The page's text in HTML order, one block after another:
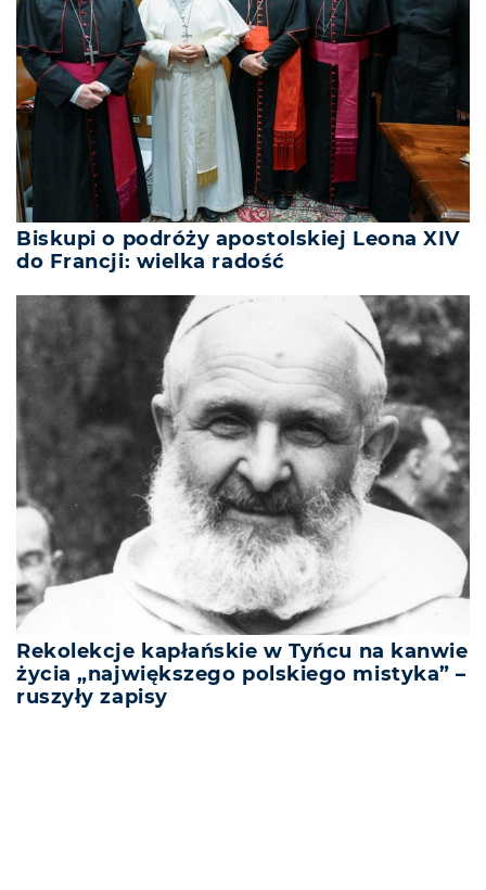
Biskupi o podróży apostolskiej Leona XIV
do Francji: wielka radość
Rekolekcje kapłańskie w Tyńcu na kanwie
życia „największego polskiego mistyka” –
ruszyły zapisy